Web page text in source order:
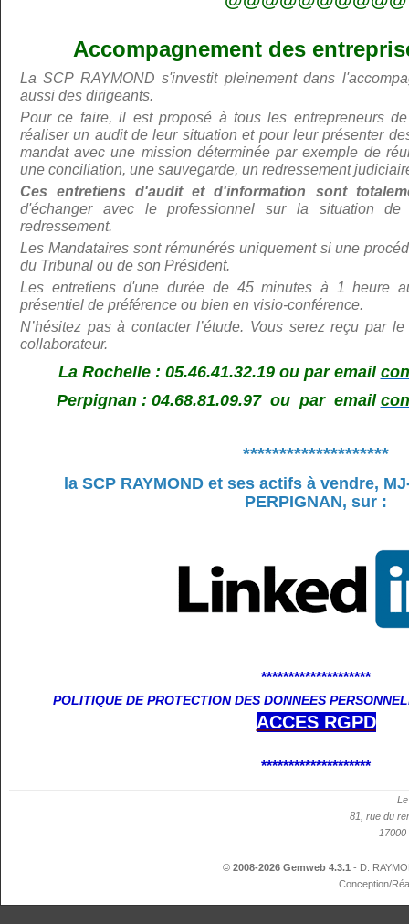
Accompagnement des
La SCP RAYMOND s'investit pleinement dans
aussi des dirigeants.
Pour ce faire, il est proposé à tous les entrepreneurs
réaliser un audit de leur situation et pour leur présenter
mandat avec une mission déterminée par exemple de
une conciliation, une sauvegarde, un redressement
Ces entretiens d'audit et d'information sont
d'échanger avec le professionnel sur la situation
redressement.
Les Mandataires sont rémunérés uniquement si une
du Tribunal ou de son Président.
Les entretiens d'une durée de 45 minutes à 1 heure
présentiel de préférence ou bien en visio-conférence.
N’hésitez pas à contacter l’étude. Vous serez reçu par
collaborateur.
La Rochelle : 05.46.41.32.19 ou par email
Perpignan : 04.68.81.09.97 ou par email
********************
la SCP RAYMOND et ses actifs à vendre,
PERPIGNAN, sur :
********************
POLITIQUE DE PROTECTION DES DONNEES
ACCESRGPD
********************
81, rue du
17000
© 2008-2026 Gemweb 4.3.1 - D.
Conception/